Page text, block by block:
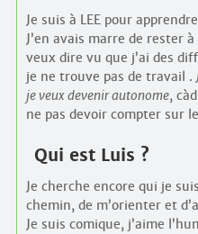
Je suis à LEE pour
J’en avais marre de rester
veux dire vu que j’ai des
je ne trouve pas de travail .
je veux devenir autonome,
ne pas devoir compter sur
Qui est Luis ?
Je cherche encore qui je
chemin, de m’orienter et
Je suis comique, j’aime